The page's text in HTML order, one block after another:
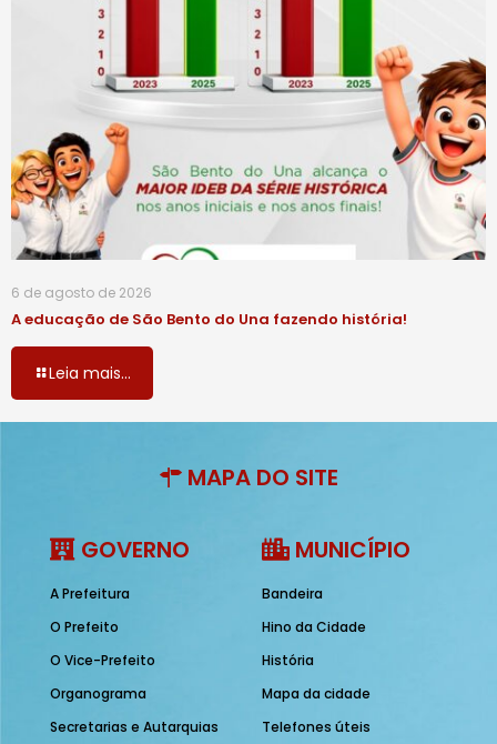
6 de agosto de 2026
A educação de São Bento do Una fazendo história!
Leia mais...
MAPA DO SITE
GOVERNO
A Prefeitura
O Prefeito
O Vice-Prefeito
Organograma
Secretarias e Autarquias
MUNICÍPIO
Bandeira
Hino da Cidade
História
Mapa da cidade
Telefones úteis